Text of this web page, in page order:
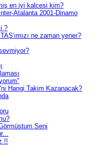
en iyi kalcesi kim?
Atalanta 2001-Dinamo
?
ne zaman yener?
Hangi Takim Kazanacak?
Seni
!!